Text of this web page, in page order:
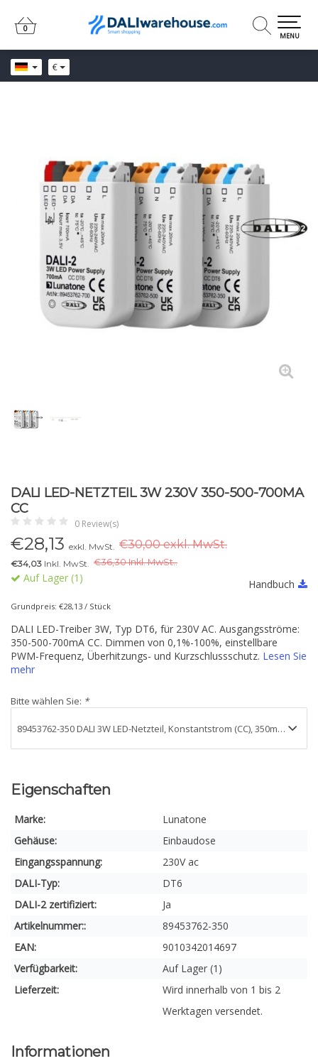
€
0
0
MENU
DALI LED-NETZTEIL 3W 230V 350-500-700MA
CC
0 Review(s)
€28,13 exkl. MwSt. €30,00 exkl. MwSt.
€34,03 Inkl. MwSt. €36,30 Inkl. MwSt..
Auf Lager (1) Handbuch
Grundpreis: €28,13 / Stück
DALI LED-Treiber 3W, Typ DT6, für 230V AC. Ausgangsströme:
350-500-700mA CC. Dimmen von 0,1%-100%, einstellbare
PWM-Frequenz, Überhitzungs- und Kurzschlussschutz. Lesen Sie
mehr
Bitte wählen Sie: *
Eigenschaften
Marke:
Lunatone
Gehäuse:
Einbaudose
Eingangsspannung:
230V ac
DALI-Typ:
DT6
DALI-2 zertifiziert:
Ja
Artikelnummer::
89453762-350
EAN:
9010342014697
Verfügbarkeit:
Auf Lager (1)
Lieferzeit:
Wird innerhalb von 1 bis 2
Werktagen versendet.
Informationen